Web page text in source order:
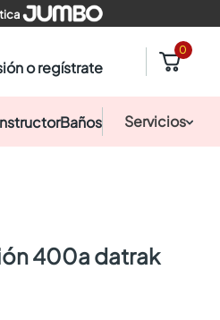
o regístrate
0
Baños Servicios
400a datrak